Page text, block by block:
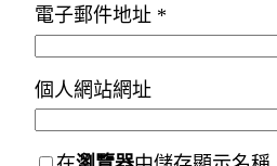
電子郵件地址 *
個人網站網址